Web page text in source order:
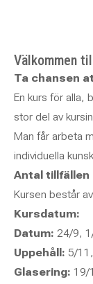
Välkommen
Ta chansen
En kurs för alla,
stor del av
Man får arbeta
individuella
Antal tillfällen
Kursen består
Kursdatum:
Datum: 24/9,
Uppehåll: 5/
Glasering: 19/